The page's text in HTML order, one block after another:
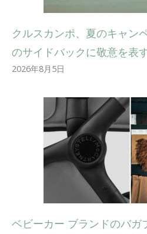
クルスカンポ、夏のキャン
のサイドバックに敬意を表
2026年8月5日
ベビーカー ブランドのバガ